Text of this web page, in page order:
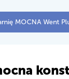
MOCNA Went